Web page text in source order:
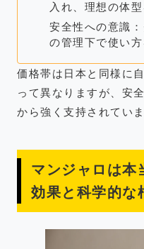
入れ、理想の体
安全性への意識
の管理下で使い
価格帯は日本と同様に
って異なりますが、安
から強く支持されていま
マンジャロは本
効果と科学的な